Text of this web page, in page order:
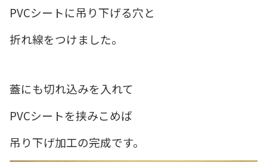
PVCシートに吊り下げる穴と
折れ線をつけました。
蓋にも切れ込みを入れて
PVCシートを挟みこめば
吊り下げ加工の完成です。